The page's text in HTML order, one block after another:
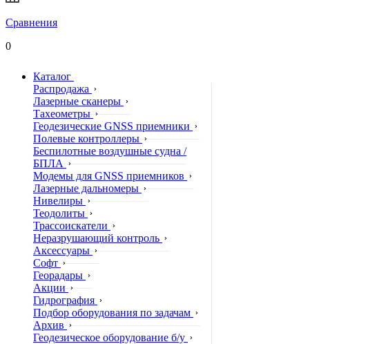
Сравнения
0
Каталог
Распродажа
Лазерные сканеры
Тахеометры
Геодезические GNSS приемники
Полевые контроллеры
Беспилотные воздушные судна /
БПЛА
Модемы для GNSS приемников
Лазерные дальномеры
Нивелиры
Теодолиты
Трассоискатели
Неразрушающий контроль
Аксессуары
Софт
Георадары
Акции
Гидрография
Подбор оборудования по задачам
Архив
Геодезическое оборудование б/у